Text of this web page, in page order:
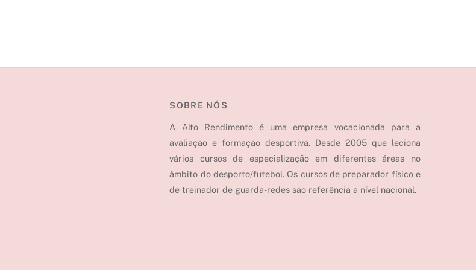
SOBRE NÓS
A Alto Rendimento é uma empresa vocacionada para a
avaliação e formação desportiva. Desde 2005 que leciona
vários cursos de especialização em diferentes áreas no
âmbito do desporto/futebol. Os cursos de preparador físico e
de treinador de guarda-redes são referência a nível nacional.